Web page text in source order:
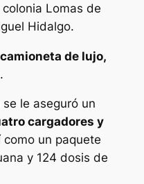
Lomas de
Hidalgo.
de lujo,
le aseguró un
cargadores y
como un paquete
y 124 dosis de